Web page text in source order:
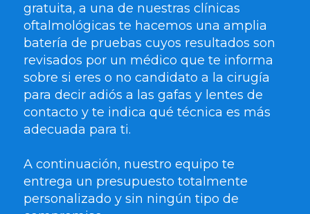
gratuita, a una de nuestras clínicas
oftalmológicas te hacemos una amplia
batería de pruebas cuyos resultados son
revisados por un médico que te informa
sobre si eres o no candidato a la cirugía
para decir adiós a las gafas y lentes de
contacto y te indica qué técnica es más
adecuada para ti.
A continuación, nuestro equipo te
entrega un presupuesto totalmente
personalizado y sin ningún tipo de